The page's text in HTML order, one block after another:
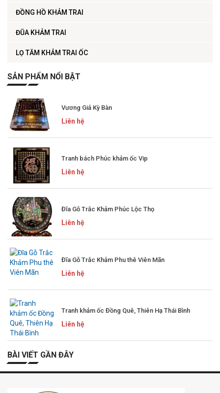
ĐỒNG HỒ KHẢM TRAI
ĐŨA KHẢM TRAI
LỌ TĂM KHẢM TRAI ỐC
SẢN PHẨM NỔI BẬT
Vương Giả Kỳ Bàn
Liên hệ
Tranh bách Phúc khảm ốc Vip
Liên hệ
Đĩa Gỗ Trắc Khảm Phúc Lộc Thọ
Liên hệ
Đĩa Gỗ Trắc Khảm Phu thê Viên Mãn
Liên hệ
Tranh khảm ốc Đồng Quê, Thiên Hạ Thái Bình
Liên hệ
BÀI VIẾT GẦN ĐÂY